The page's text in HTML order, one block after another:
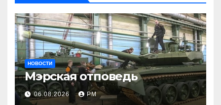
НОВОСТИ
Мэрская отповедь
06.08.2026 РМ